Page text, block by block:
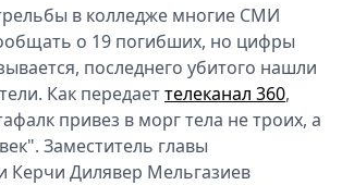
в колледже многие СМИ
о 19 погибших, но цифры
последнего убитого нашли
Как передаеттелеканал 360,
привез в морг тела не троих, а
Заместитель главы
Керчи Дилявер Мельгазиев